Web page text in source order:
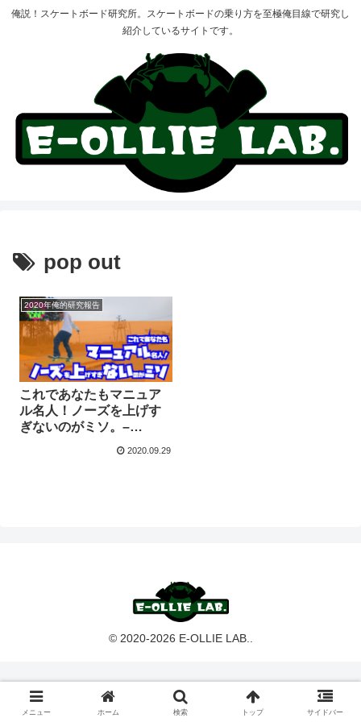
俺説！スケートボード研究所。スケートボードの乗り方を至極俺目線で研究し
紹介しているサイトです。
pop out
2020年俺的研究報告
これであなたもマニュア
ル名人！ノーズを上げす
ぎないのがミソ。–
【20/08/17メモ】
2020.09.29
© 2020-2026 E-OLLIE LAB..
メニュー ホーム 検索 トップ サイドバー